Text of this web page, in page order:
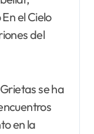
el Cielo
del
se ha
en la